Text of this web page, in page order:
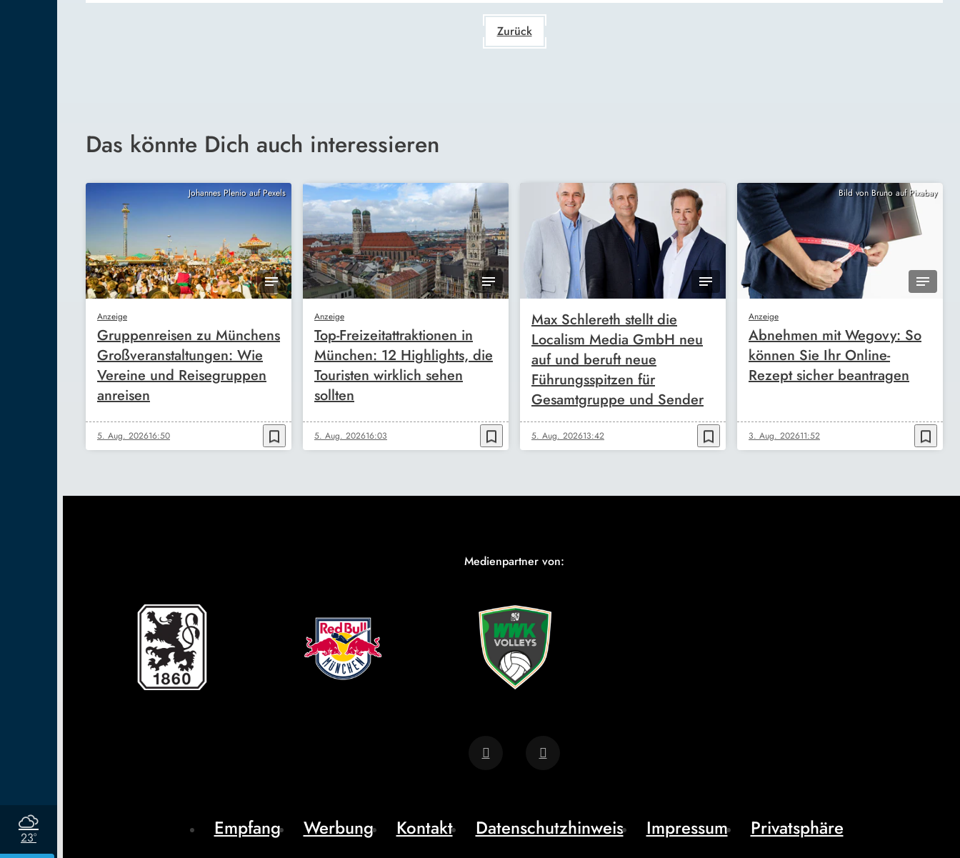
23°
Zurück
Das könnte Dich auch interessieren
Johannes Plenio auf Pexels
Anzeige
Gruppenreisen zu Münchens
Großveranstaltungen: Wie
Vereine und Reisegruppen
anreisen
5. Aug. 202616:50 bookmark_border
Anzeige
Top-Freizeitattraktionen in
München: 12 Highlights, die
Touristen wirklich sehen
sollten
5. Aug. 202616:03 bookmark_border
Max Schlereth stellt die
Localism Media GmbH neu
auf und beruft neue
Führungsspitzen für
Gesamtgruppe und Sender
5. Aug. 202613:42 bookmark_border
Bild von Bruno auf Pixabay
Anzeige
Abnehmen mit Wegovy: So
können Sie Ihr Online-
Rezept sicher beantragen
3. Aug. 202611:52 bookmark_border
Medienpartner von:
Empfang Werbung Kontakt Datenschutzhinweis Impressum Privatsphäre